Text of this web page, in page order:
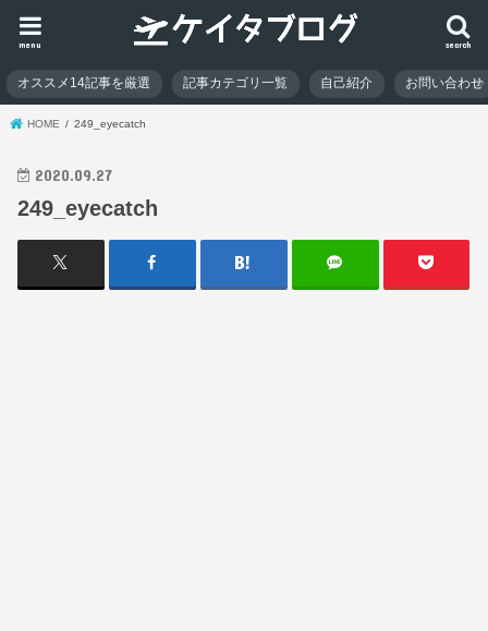
search
menu
オススメ14記事を厳選 記事カテゴリ一覧 自己紹介 お問い合わせ
HOME 249_eyecatch
2020.09.27
249_eyecatch